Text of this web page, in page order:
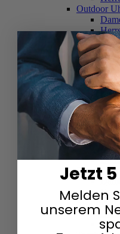
Outdoor
Schweizer
Solaruhren
Sportuhren
Swarovski
Jetzt
Melden
unserem